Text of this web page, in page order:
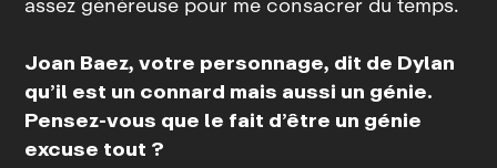
Joan Baez, votre personnage, dit de Dylan
qu’il est un connard mais aussi un génie.
Pensez‑vous que le fait d’être un génie
excuse tout ?